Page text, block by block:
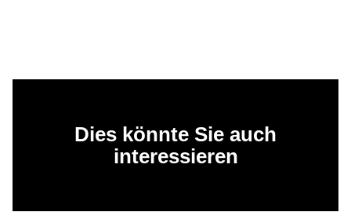
Dies könnte Sie auch
interessieren